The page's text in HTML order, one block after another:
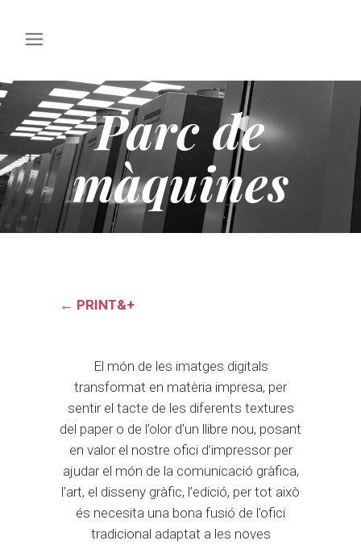
Parc de
màquines
← PRINT&+
El món de les imatges digitals
transformat en matèria impresa, per
sentir el tacte de les diferents textures
del paper o de l’olor d’un llibre nou, posant
en valor el nostre ofici d’impressor per
ajudar el món de la comunicació gràfica,
l’art, el disseny gràfic, l’edició, per tot això
és necesita una bona fusió de l’ofici
tradicional adaptat a les noves